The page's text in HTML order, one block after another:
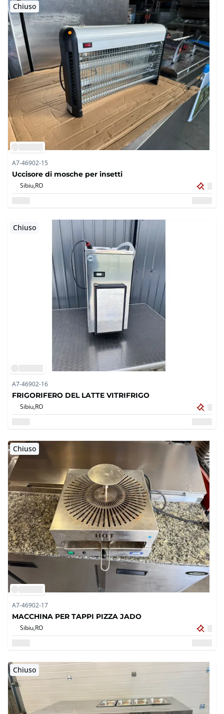
Chiuso
A7-46902-15
Uccisore di mosche per insetti
Sibiu,RO
Chiuso
A7-46902-16
FRIGORIFERO DEL LATTE VITRIFRIGO
Sibiu,RO
Chiuso
A7-46902-17
MACCHINA PER TAPPI PIZZA JADO
Sibiu,RO
Chiuso